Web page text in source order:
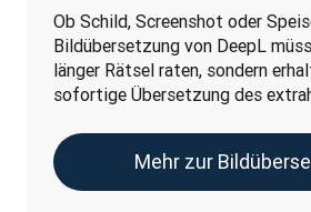
Ob Schild, Screenshot oder
Bildübersetzung von DeepL
länger Rätsel raten, sondern
sofortige Übersetzung des
Mehr zur